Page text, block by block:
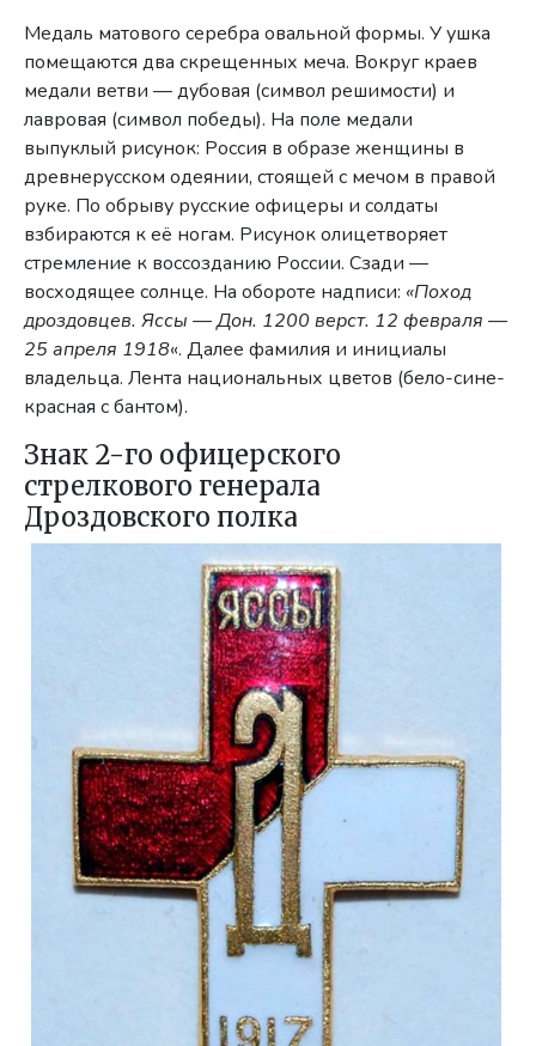
Медаль матового серебра овальной формы. У уш­ка
помещаются два скрещенных меча. Вокруг краев
медали ветви — ду­бовая (символ решимости) и
лавровая (символ победы). На поле медали
выпуклый рисунок: Россия в образе женщины в
древнерусском одеянии, стоящей с мечом в правой
руке. По обрыву русские офицеры и солдаты
взбираются к её ногам. Рисунок олицетворяет
стремление к воссозданию России. Сзади —
восходящее солнце. На обороте надписи: «Поход
дроздовцев. Яссы — Дон. 1200 верст. 12 февраля —
25 апреля 1918«. Далее фамилия и инициалы
владельца. Лента национальных цветов (бело-сине-
красная с бантом).
Знак 2-го офицерского
стрелкового генерала
Дроздовского полка